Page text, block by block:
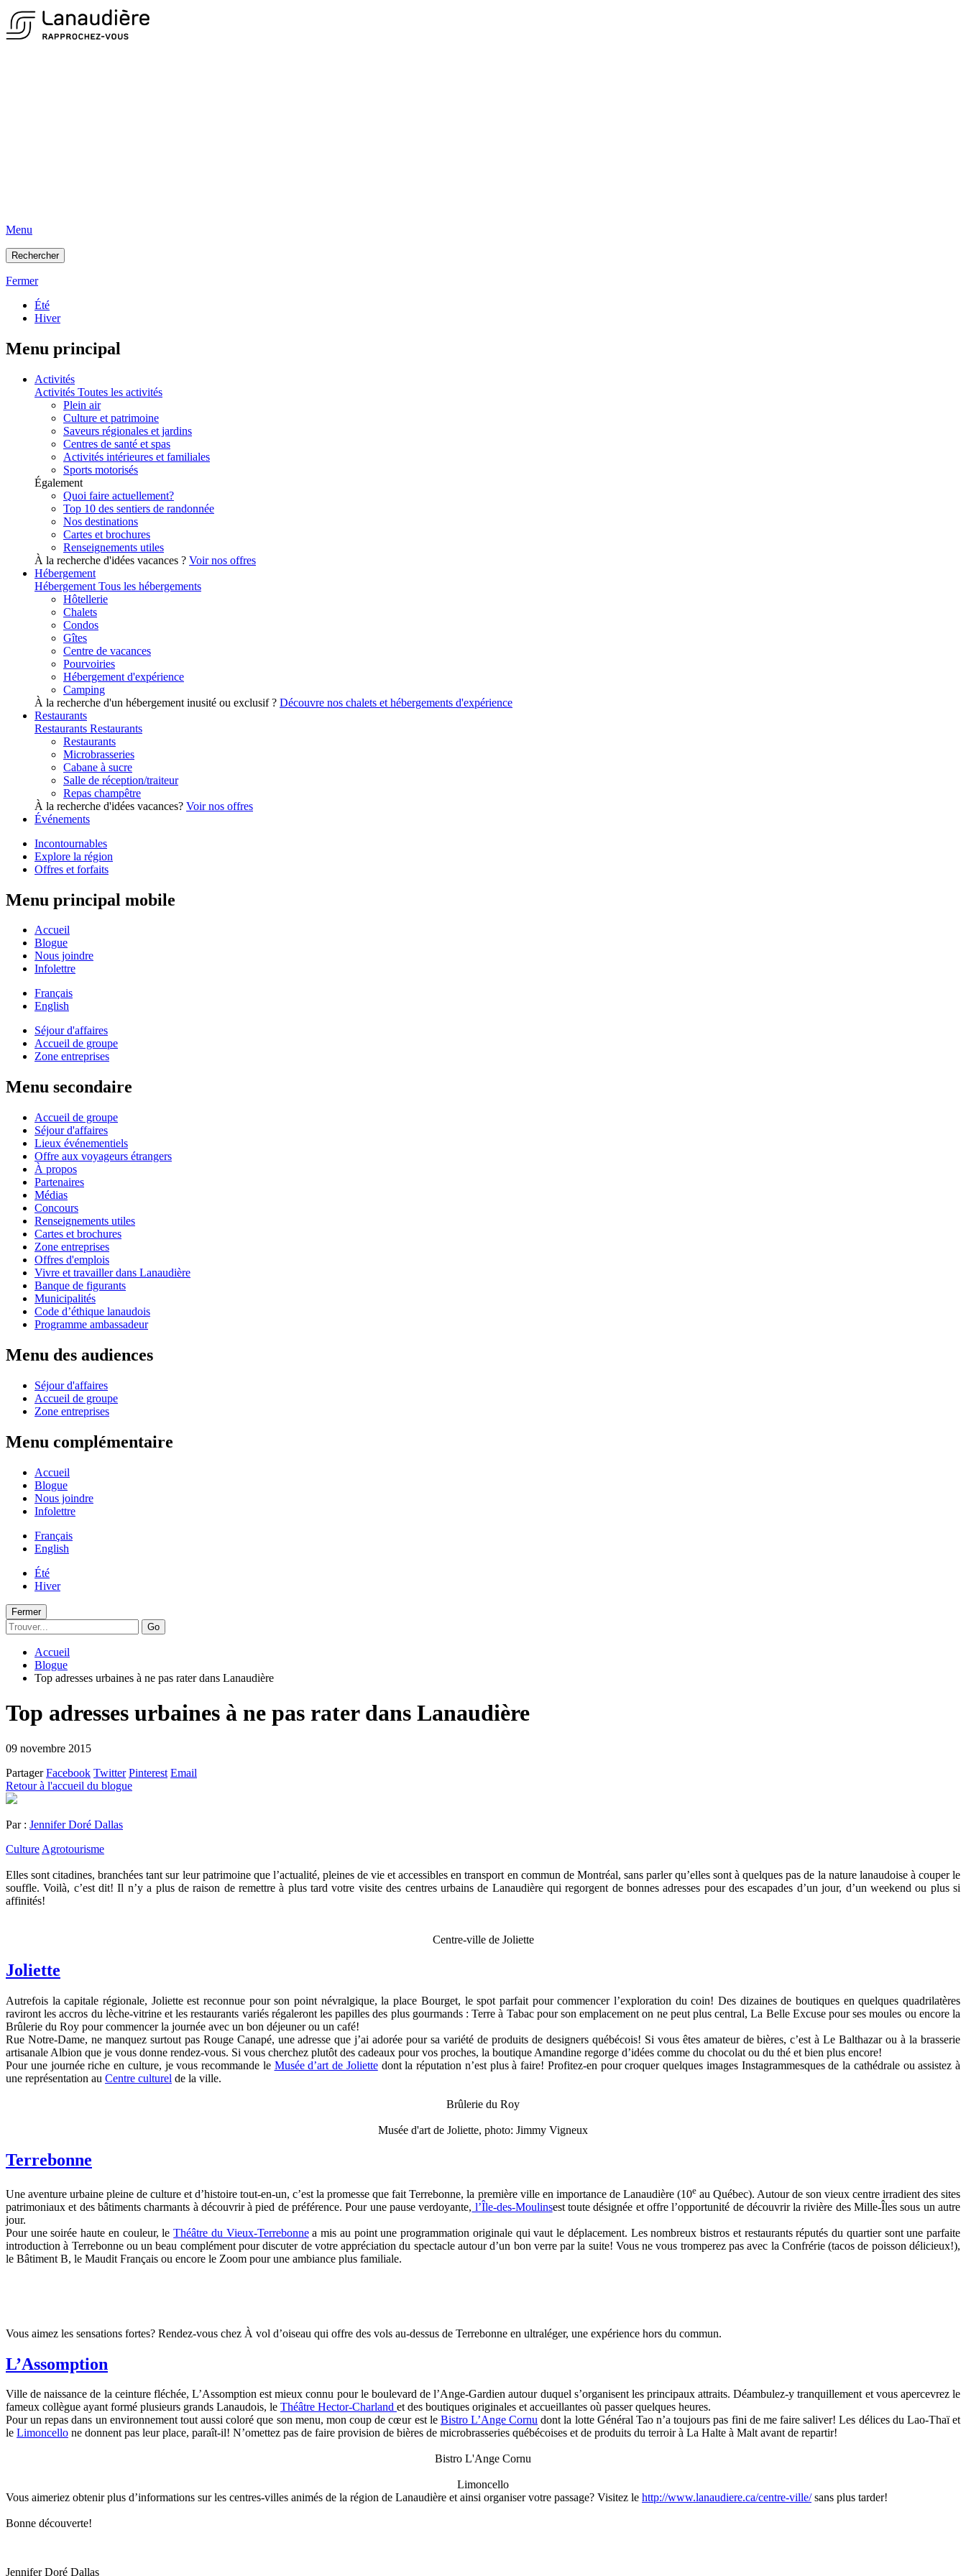
Menu
Rechercher
Fermer
Été
Hiver
Menu principal
Activités
Activités Toutes les activités
Plein air
Culture et patrimoine
Saveurs régionales et jardins
Centres de santé et spas
Activités intérieures et familiales
Sports motorisés
Également
Quoi faire actuellement?
Top 10 des sentiers de randonnée
Nos destinations
Cartes et brochures
Renseignements utiles
À la recherche d'idées vacances ? Voir nos offres
Hébergement
Hébergement Tous les hébergements
Hôtellerie
Chalets
Condos
Gîtes
Centre de vacances
Pourvoiries
Hébergement d'expérience
Camping
À la recherche d'un hébergement inusité ou exclusif ? Découvre nos chalets et hébergements d'expérience
Restaurants
Restaurants Restaurants
Restaurants
Microbrasseries
Cabane à sucre
Salle de réception/traiteur
Repas champêtre
À la recherche d'idées vacances? Voir nos offres
Événements
Incontournables
Explore la région
Offres et forfaits
Menu principal mobile
Accueil
Blogue
Nous joindre
Infolettre
Français
English
Séjour d'affaires
Accueil de groupe
Zone entreprises
Menu secondaire
Accueil de groupe
Séjour d'affaires
Lieux événementiels
Offre aux voyageurs étrangers
À propos
Partenaires
Médias
Concours
Renseignements utiles
Cartes et brochures
Zone entreprises
Offres d'emplois
Vivre et travailler dans Lanaudière
Banque de figurants
Municipalités
Code d’éthique lanaudois
Programme ambassadeur
Menu des audiences
Séjour d'affaires
Accueil de groupe
Zone entreprises
Menu complémentaire
Accueil
Blogue
Nous joindre
Infolettre
Français
English
Été
Hiver
Fermer
Go
Accueil
Blogue
Top adresses urbaines à ne pas rater dans Lanaudière
Top adresses urbaines à ne pas rater dans Lanaudière
09 novembre 2015
Partager Facebook Twitter Pinterest Email
Retour à l'accueil du blogue
Par : Jennifer Doré Dallas
Culture Agrotourisme
Elles sont citadines, branchées tant sur leur patrimoine que l’actualité, pleines de vie et accessibles en transport en commun de Montréal, sans parler qu’elles sont à quelques pas de la nature lanaudoise à couper le
souffle. Voilà, c’est dit! Il n’y a plus de raison de remettre à plus tard votre visite des centres urbains de Lanaudière qui regorgent de bonnes adresses pour des escapades d’un jour, d’un weekend ou plus si
affinités!
Centre-ville de Joliette
Joliette
Autrefois la capitale régionale, Joliette est reconnue pour son point névralgique, la place Bourget, le spot parfait pour commencer l’exploration du coin! Des dizaines de boutiques en quelques quadrilatères
raviront les accros du lèche-vitrine et les restaurants variés régaleront les papilles des plus gourmands : Terre à Tabac pour son emplacement on ne peut plus central, La Belle Excuse pour ses moules ou encore la
Brûlerie du Roy pour commencer la journée avec un bon déjeuner ou un café!
Rue Notre-Dame, ne manquez surtout pas Rouge Canapé, une adresse que j’ai adorée pour sa variété de produits de designers québécois! Si vous êtes amateur de bières, c’est à Le Balthazar ou à la brasserie
artisanale Albion que je vous donne rendez-vous. Si vous cherchez plutôt des cadeaux pour vos proches, la boutique Amandine regorge d’idées comme du chocolat ou du thé et bien plus encore!
Pour une journée riche en culture, je vous recommande le Musée d’art de Joliettedont la réputation n’est plus à faire! Profitez-en pour croquer quelques images Instagrammesques de la cathédrale ou assistez à
une représentation au Centre culturel de la ville.
Brûlerie du Roy
Musée d'art de Joliette, photo: Jimmy Vigneux
Terrebonne
Une aventure urbaine pleine de culture et d’histoire tout-en-un, c’est la promesse que fait Terrebonne, la première ville en importance de Lanaudière (10eau Québec). Autour de son vieux centre irradient des sites
patrimoniaux et des bâtiments charmants à découvrir à pied de préférence. Pour une pause verdoyante, l’Île-des-Moulinsest toute désignée et offre l’opportunité de découvrir la rivière des Mille-Îles sous un autre
jour.
Pour une soirée haute en couleur, leThéâtre du Vieux-Terrebonnea mis au point une programmation originale qui vaut le déplacement. Les nombreux bistros et restaurants réputés du quartier sont une parfaite
introduction à Terrebonne ou un beau complément pour discuter de votre appréciation du spectacle autour d’un bon verre par la suite! Vous ne vous tromperez pas avec la Confrérie (tacos de poisson délicieux!),
le Bâtiment B, le Maudit Français ou encore le Zoom pour une ambiance plus familiale.
Vous aimez les sensations fortes? Rendez-vous chez À vol d’oiseau qui offre des vols au-dessus de Terrebonne en ultraléger, une expérience hors du commun.
L’Assomption
Ville de naissance de la ceinture fléchée, L’Assomption est mieux connu pour le boulevard de l’Ange-Gardien autour duquel s’organisent les principaux attraits. Déambulez-y tranquillement et vous apercevrez le
fameux collègue ayant formé plusieurs grands Lanaudois, le Théâtre Hector-Charland et des boutiques originales et accueillantes où passer quelques heures.
Pour un repas dans un environnement tout aussi coloré que son menu, mon coup de cœur est le Bistro L’Ange Cornu dont la lotte Général Tao n’a toujours pas fini de me faire saliver! Les délices du Lao-Thaï et
le Limoncello ne donnent pas leur place, paraît-il! N’omettez pas de faire provision de bières de microbrasseries québécoises et de produits du terroir à La Halte à Malt avant de repartir!
Bistro L'Ange Cornu
Limoncello
Vous aimeriez obtenir plus d’informations sur les centres-villes animés de la région de Lanaudière et ainsi organiser votre passage? Visitez le http://www.lanaudiere.ca/centre-ville/sans plus tarder!
Bonne découverte!
Jennifer Doré Dallas